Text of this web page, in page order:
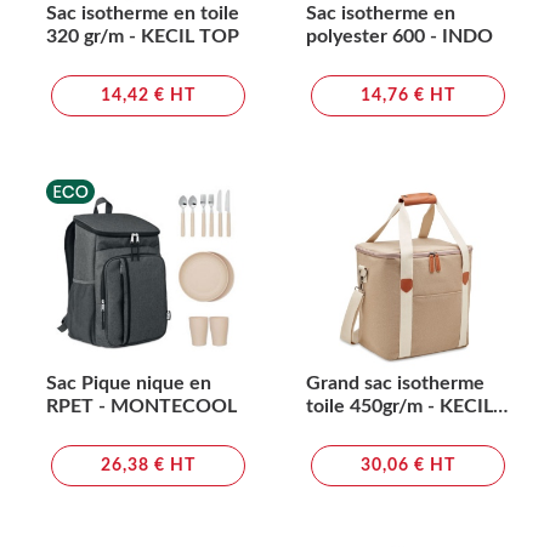
Sac isotherme en toile
320 gr/m - KECIL TOP
14,42 € HT
Sac isotherme en
polyester 600 - INDO
14,76 € HT
Sac Pique nique en
RPET - MONTECOOL
26,38 € HT
Grand sac isotherme
toile 450gr/m - KECIL
30,06 € HT